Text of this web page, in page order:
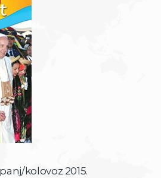
kolovoz 2015.